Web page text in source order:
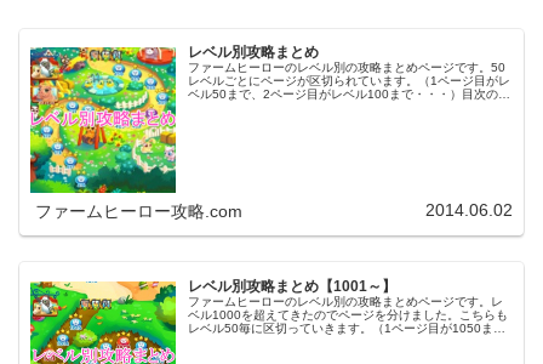
レベル別攻略まとめ
ファームヒーローのレベル別の攻略まとめページです。50
レベルごとにページが区切られています。（1ページ目がレ
ベル50まで、2ページ目がレベル100まで・・・）目次のリ
ファームヒーロー攻略.com 2014.06.02
レベル別攻略まとめ【1001～】
ファームヒーローのレベル別の攻略まとめページです。レ
ベル1000を超えてきたのでページを分けました。こちらも
レベル50毎に区切っていきます。（1ページ目が1050ま